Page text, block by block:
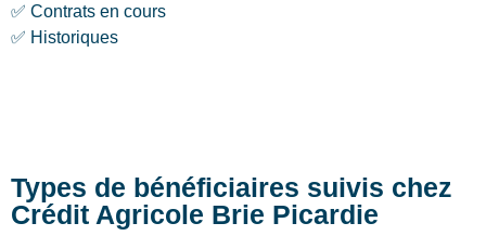
✅ Contrats en cours
✅ Historiques
Types de bénéficiaires suivis chez
Crédit Agricole Brie Picardie